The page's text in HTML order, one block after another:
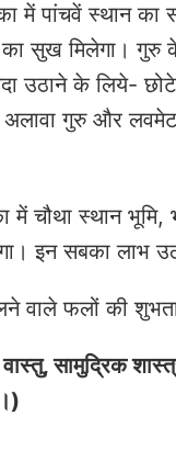
पांचवें स्थान का
का सुख मिलेगा।
उठाने के लिये-
अलावा गुरु और
में चौथा स्थान
इन सबका लाभ
फलों की शुभता
सामुद्रिक